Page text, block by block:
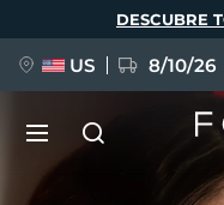
DESCUBRE
US 8/10/26